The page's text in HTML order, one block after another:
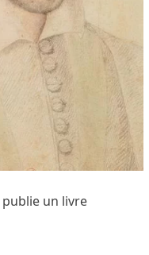
publie un livre